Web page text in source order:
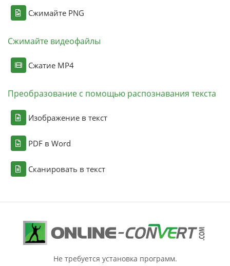
Сжимайте PNG
Сжимайте видеофайлы
Сжатие MP4
Преобразование с помощью распознавания текста
Изображение в текст
PDF в Word
Сканировать в текст
Не требуется установка программ.